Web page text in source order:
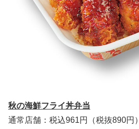
秋の海鮮フライ丼弁当
通常店舗：税込961円（税抜890円）